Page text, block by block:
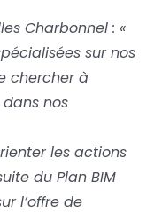
Charbonnel : «
sur nos
chercher à
nos
les actions
du Plan BIM
l’offre de